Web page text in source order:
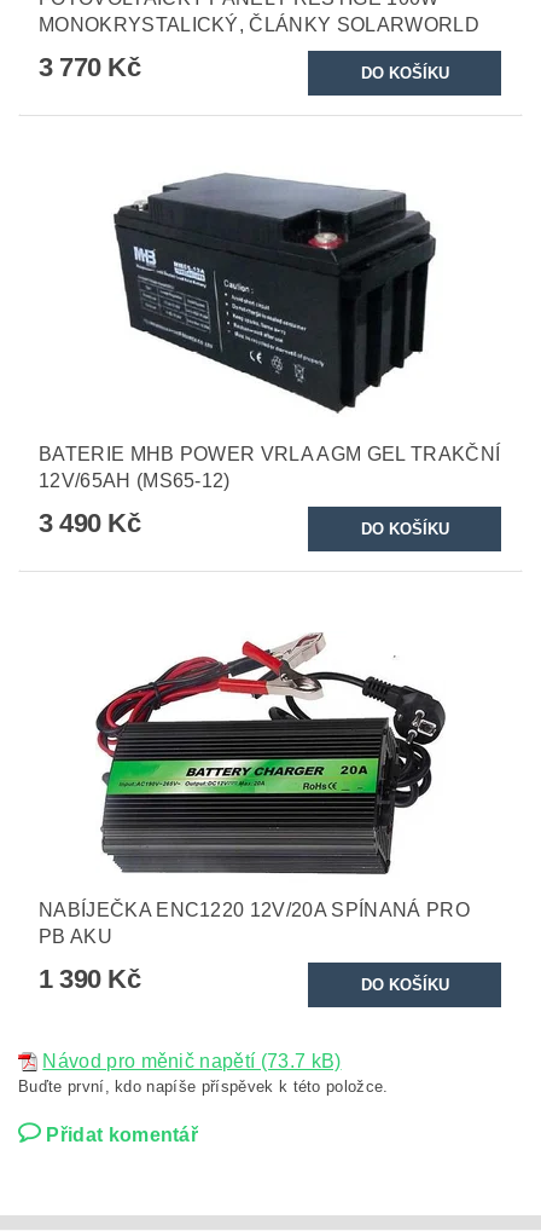
MONOKRYSTALICKÝ, ČLÁNKY SOLARWORLD
3 770 Kč
BATERIE MHB POWER VRLA AGM GEL TRAKČNÍ
12V/65AH (MS65-12)
3 490 Kč
NABÍJEČKA ENC1220 12V/20A SPÍNANÁ PRO
PB AKU
1 390 Kč
Návod pro měnič napětí (73.7 kB)
Buďte první, kdo napíše příspěvek k této položce.
Přidat komentář